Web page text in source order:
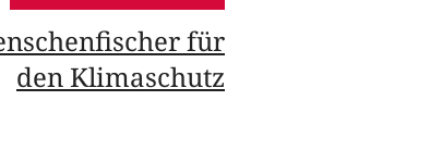
für
den Klimaschutz